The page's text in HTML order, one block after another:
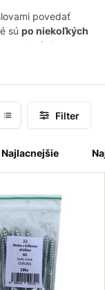
povedať
sú po niekoľkých
chráni
a ďalšími
sáčok, skrz
a je
zinkom
. Je to
do dreva, betónu,
Najlacnejšie
Filter